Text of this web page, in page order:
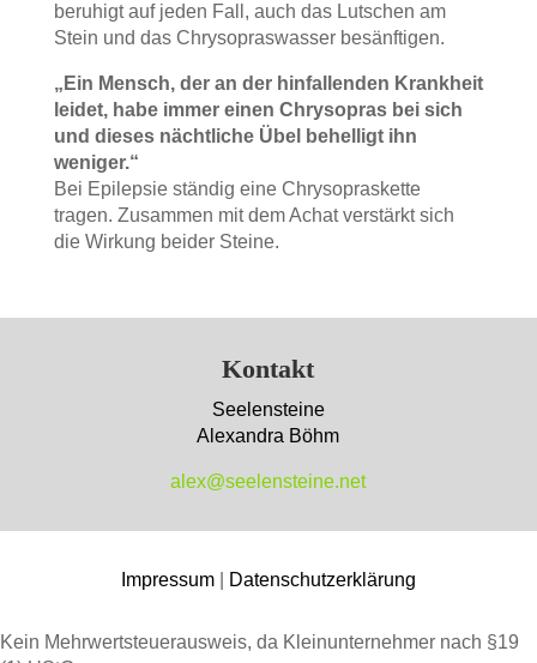
beruhigt auf jeden Fall, auch das Lutschen am
Stein und das Chrysopraswasser besänftigen.
„Ein Mensch, der an der hinfallenden Krankheit
leidet, habe immer einen Chrysopras bei sich
und dieses nächtliche Übel behelligt ihn
weniger.“
Bei Epilepsie ständig eine Chrysopraskette
tragen. Zusammen mit dem Achat verstärkt sich
die Wirkung beider Steine.
Kontakt
Seelensteine
Alexandra Böhm
alex@seelensteine.net
Impressum| Datenschutzerklärung
Kein Mehrwertsteuerausweis, da Kleinunternehmer nach §19